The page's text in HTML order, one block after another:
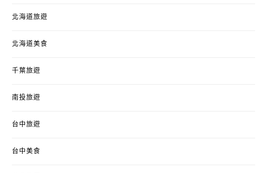
北海道旅遊
北海道美食
千葉旅遊
南投旅遊
台中旅遊
台中美食